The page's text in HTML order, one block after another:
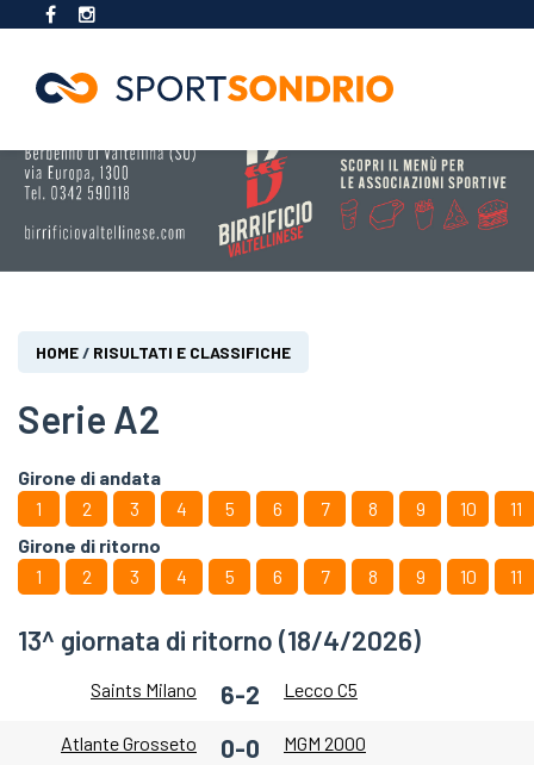
al
contenuto
Tu
qui
HOME/ RISULTATI E CLASSIFICHE
Serie A2
Girone di andata
1
2 3 4 5 6 7 8 9 10
11
Girone di ritorno
1
2 3 4 5 6 7 8 9 10 11
13^ giornata di ritorno (18/4/2026)
Saints Milano 6-2 Lecco C5
Atlante Grosseto 0-0 MGM 2000